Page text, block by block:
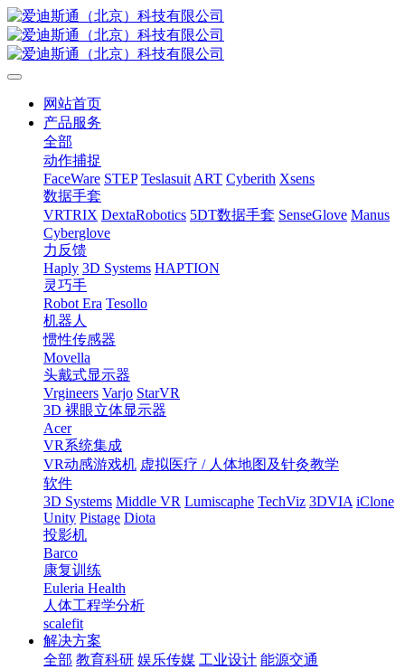
网站首页
产品服务
全部
动作捕捉
FaceWare STEP Teslasuit ART Cyberith Xsens
数据手套
VRTRIX DextaRobotics 5DT数据手套 SenseGlove Manus
Cyberglove
力反馈
Haply 3D Systems HAPTION
灵巧手
Robot Era Tesollo
机器人
惯性传感器
Movella
头戴式显示器
Vrgineers Varjo StarVR
3D 裸眼立体显示器
Acer
VR系统集成
VR动感游戏机 虚拟医疗 / 人体地图及针灸教学
软件
3D Systems Middle VR Lumiscaphe TechViz 3DVIA iClone
Unity Pistage Diota
投影机
Barco
康复训练
Euleria Health
人体工程学分析
scalefit
解决方案
全部 教育科研 娱乐传媒 工业设计 能源交通